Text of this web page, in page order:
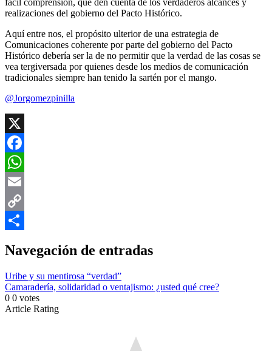
realizaciones del gobierno del Pacto Histórico.
Aquí entre nos, el propósito ulterior de una estrategia de
Comunicaciones coherente por parte del gobierno del Pacto
Histórico debería ser la de no permitir que la verdad de las cosas se
vea tergiversada por quienes desde los medios de comunicación
tradicionales siempre han tenido la sartén por el mango.
@Jorgomezpinilla
X
Facebook
WhatsApp
Email
Copy
Navegación de entradas
Uribe y su mentirosa “verdad”
Camaradería, solidaridad o ventajismo: ¿usted qué cree?
0 0 votes
Article Rating